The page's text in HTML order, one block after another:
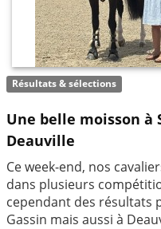
Résultats & sélections
Une belle moisson à
Deauville
Ce week-end, nos
dans plusieurs
cependant des résultats
Gassin mais aussi à